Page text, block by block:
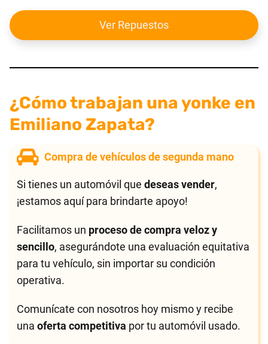
Ver Repuestos
¿Cómo trabajan una yonke en
Emiliano Zapata?
Compra de vehículos de segunda mano
Si tienes un automóvil quedeseas vender,
¡estamos aquí para brindarte apoyo!
Facilitamos un proceso de compra veloz y
sencillo, asegurándote una evaluación equitativa
para tu vehículo, sin importar su condición
operativa.
Comunícate con nosotros hoy mismo y recibe
unaoferta competitiva por tu automóvil usado.